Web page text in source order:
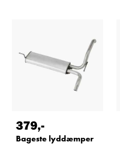
379,-
Bageste lyddæmper